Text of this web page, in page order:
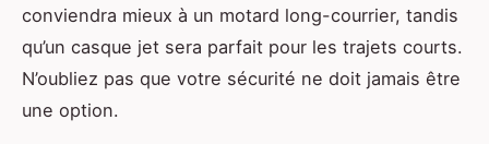
conviendra mieux à un motard long-courrier, tandis
qu’un casque jet sera parfait pour les trajets courts.
N’oubliez pas que votre sécurité ne doit jamais être
une option.